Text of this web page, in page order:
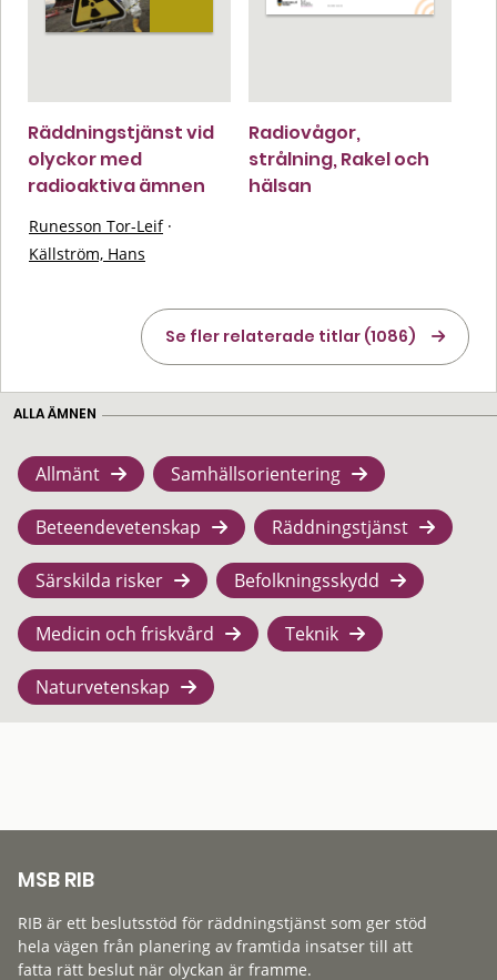
Räddningstjänst vid
olyckor med
radioaktiva ämnen
Runesson Tor-Leif ·
Källström, Hans
Radiovågor,
strålning, Rakel och
hälsan
Se fler relaterade titlar (1086)
ALLA ÄMNEN
Allmänt Samhällsorientering
Beteendevetenskap Räddningstjänst
Särskilda risker Befolkningsskydd
Medicin och friskvård Teknik
Naturvetenskap
MSB RIB
RIB är ett beslutsstöd för räddningstjänst som ger stöd
hela vägen från planering av framtida insatser till att
fatta rätt beslut när olyckan är framme.